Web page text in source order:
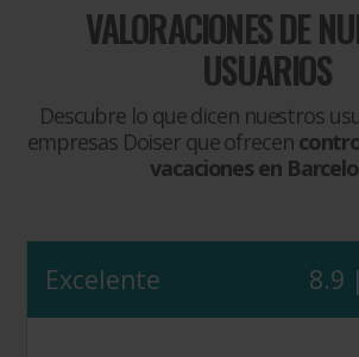
VALORACIONES DE
USUARIOS
Descubre lo que dicen nuestros
empresas Doiser que ofrecen
vacaciones en
Excelente 8.9 |